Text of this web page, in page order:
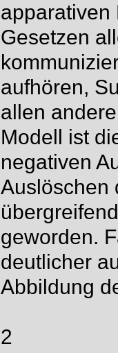
apparativen
Gesetzen
aufhören,
allen
Modell ist
negativen
Auslöschen
geworden.
deutlicher
Abbildung
2